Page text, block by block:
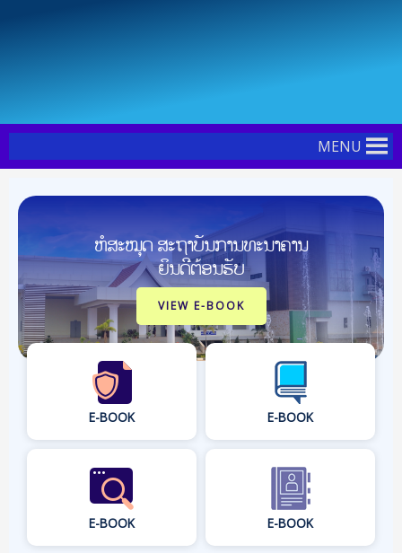
MENU
ຫໍສະໝຸດ ສະຖາບັນການທະນາຄານ
ຍິນດີຕ້ອນຮັບ
VIEW E-BOOK
E-BOOK E-BOOK
E-BOOK E-BOOK